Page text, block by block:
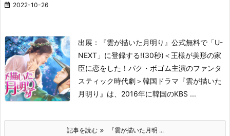
2022-10-26
出展：『雲が描いた月明り』公式無料で「U-
NEXT」に登録する!(30秒) ＜王様が美形の家
臣に恋をした！パク・ボゴム主演のファンタ
スティック時代劇＞韓国ドラマ『雲が描いた
月明り』は、2016年に韓国のKBS ...
記事を読む 『雲が描いた月明 ...